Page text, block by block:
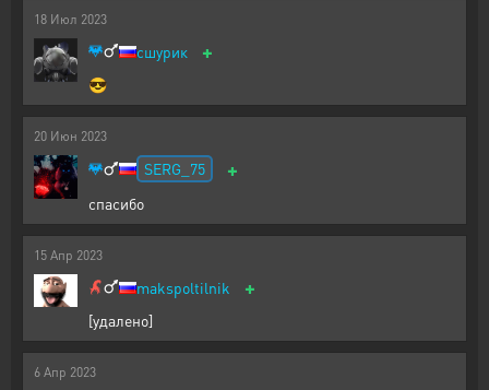
18 Июл 2023
сшурик +
😎
20 Июн 2023
SERG_75 +
спасибо
15 Апр 2023
makspoltilnik +
[удалено]
6 Апр 2023